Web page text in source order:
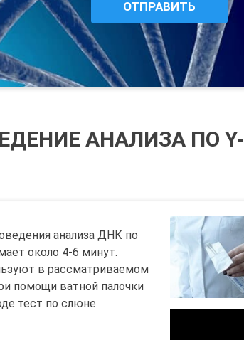
АНАЛИЗА ПО
анализа ДНК по
около 4-6 минут.
в рассматриваемом
помощи ватной палочки
тест по слюне